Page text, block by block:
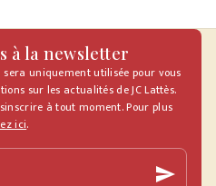
à la newsletter
uniquement utilisée pour vous
sur les actualités de JC Lattès.
à tout moment. Pour plus
ici.
send